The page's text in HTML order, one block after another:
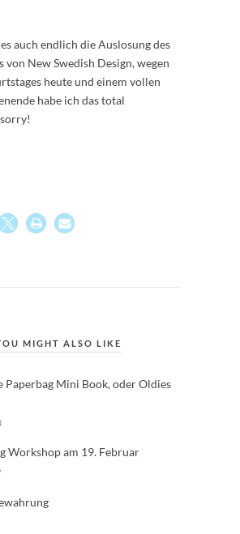
auch endlich die Auslosung des
von New Swedish Design, wegen
heute und einem vollen
habe ich das total
MIGHT ALSO LIKE
Paperbag Mini Book, oder Oldies
Workshop am 19. Februar